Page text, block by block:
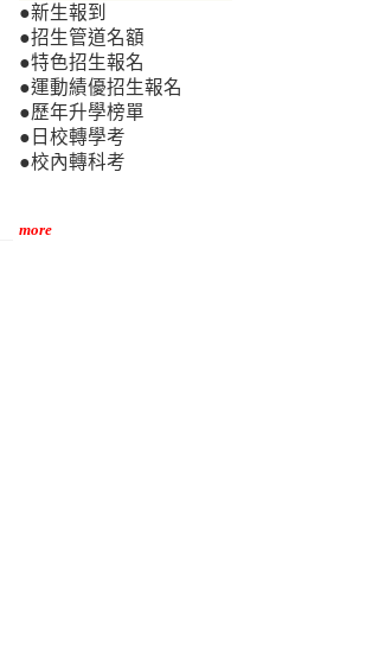
●新生報到
●招生管道名額
●特色招生報名
●運動績優招生報名
●歷年升學榜單
●日校轉學考
●校內轉科考
more